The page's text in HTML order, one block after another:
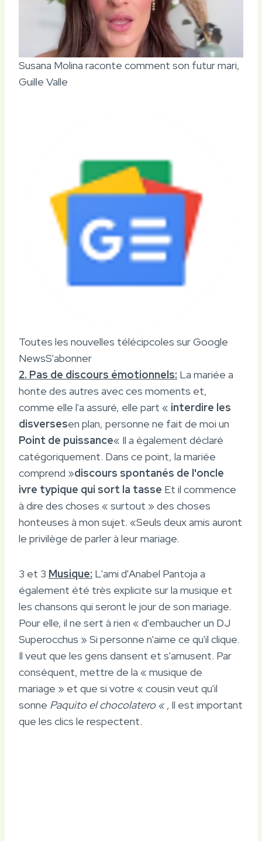
Susana Molina raconte comment son futur mari,
Guille Valle
Toutes les nouvelles télécipcoles sur Google
NewsS'abonner
2. Pas de discours émotionnels: La mariée a
honte des autres avec ces moments et,
comme elle l'a assuré, elle part « interdire les
disversesen plan, personne ne fait de moi un
Point de puissance« Il a également déclaré
catégoriquement. Dans ce point, la mariée
comprend »discours spontanés de l'oncle
ivre typique qui sort la tasse Et il commence
à dire des choses « surtout » des choses
honteuses à mon sujet. «Seuls deux amis auront
le privilège de parler à leur mariage.
3 et 3 Musique: L'ami d'Anabel Pantoja a
également été très explicite sur la musique et
les chansons qui seront le jour de son mariage.
Pour elle, il ne sert à rien « d'embaucher un DJ
Superocchus » Si personne n'aime ce qu'il clique.
Il veut que les gens dansent et s'amusent. Par
conséquent, mettre de la « musique de
mariage » et que si votre « cousin veut qu'il
sonne Paquito el chocolatero « , Il est important
que les clics le respectent.